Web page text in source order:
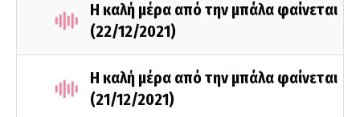
Η καλή μέρα από την μπάλα φαίνεται
(22/12/2021)
Η καλή μέρα από την μπάλα φαίνεται
(21/12/2021)